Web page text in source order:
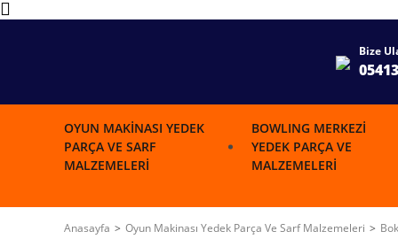
Bize
OYUN MAKINASI YEDEK
PARÇA VE SARF
MALZEMELERI
BOWLING MERKEZI
YEDEK PARÇA VE
MALZEMELERI
Anasayfa Oyun Makinası Yedek Parça Ve Sarf Malzemeleri